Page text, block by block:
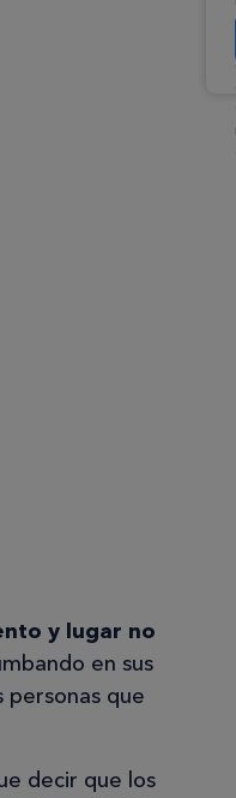
y lugar no
en sus
personas que
decir que los